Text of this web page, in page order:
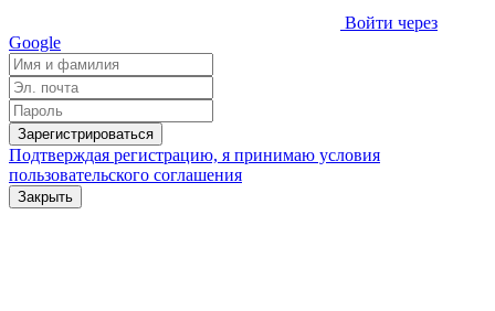
Войти через
Google
Зарегистрироваться
Подтверждая регистрацию, я принимаю условия
пользовательского соглашения
Закрыть